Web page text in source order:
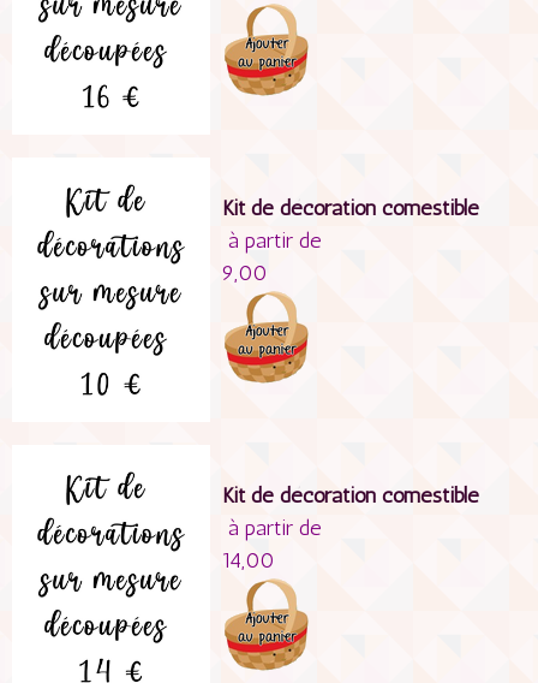
Kit de décoration comestible
à partir de
9,00
Kit de décoration comestible
à partir de
14,00